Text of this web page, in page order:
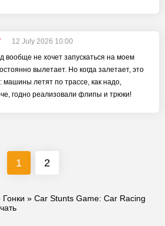
12 July 2026 10:00
вообще не хочет запускаться на моем
вылетает. Но когда залетает, это
машины летят по трассе, как надо,
годно реализовали флипы и трюки!
1 2
Гонки » Car Stunts Game: Car Racing